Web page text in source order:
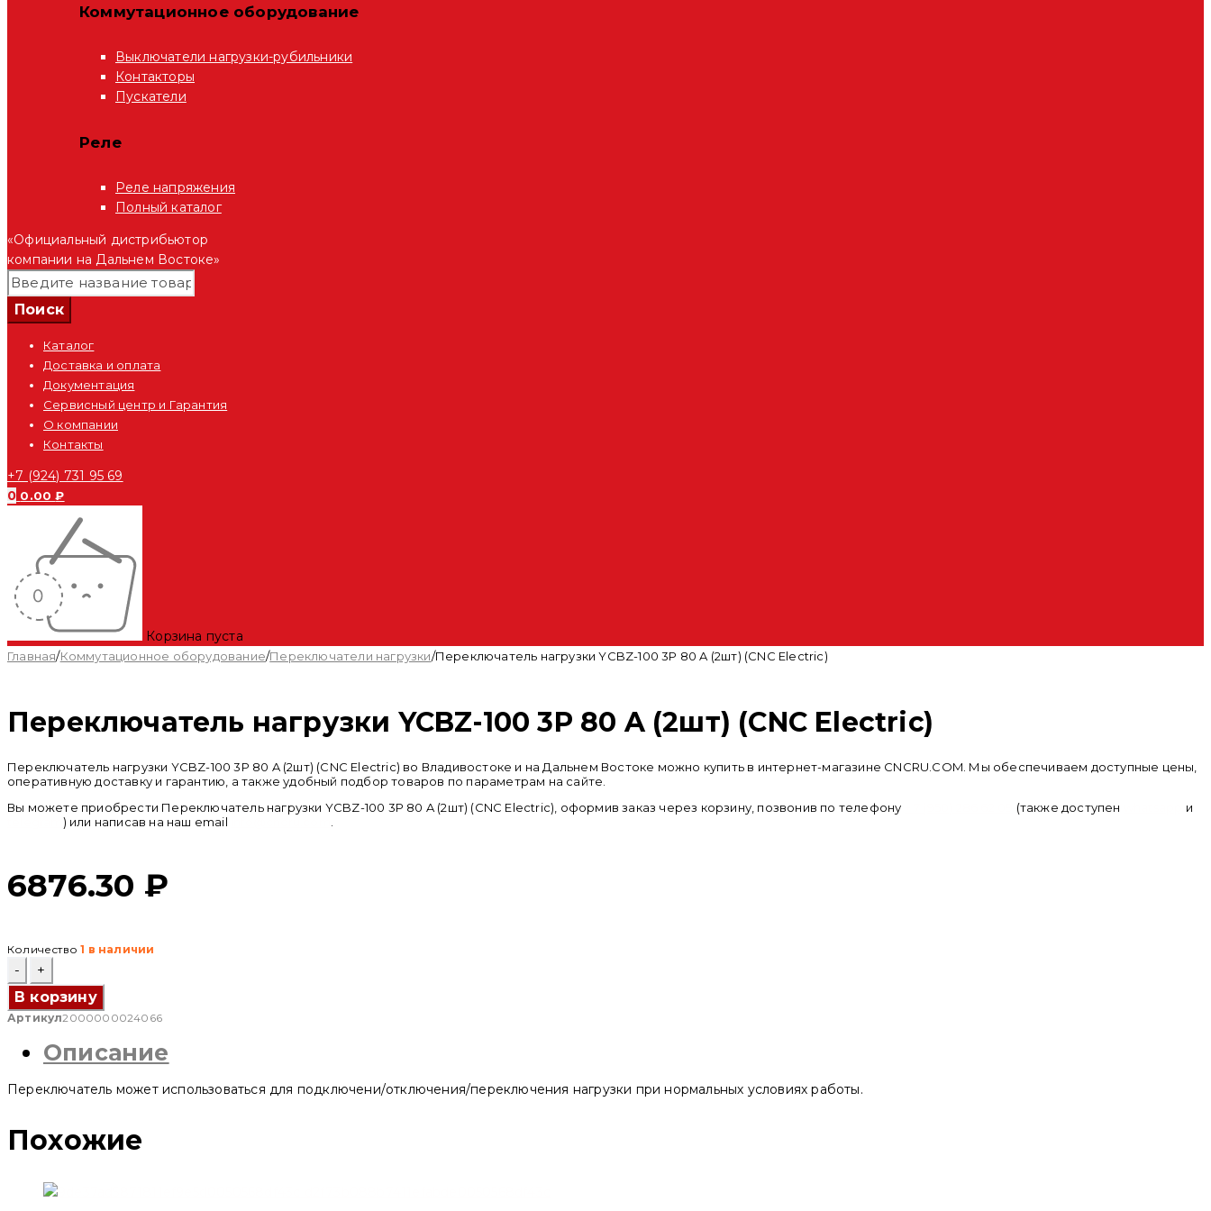
Коммутационное оборудование
Выключатели нагрузки-рубильники
Контакторы
Пускатели
Реле
Реле напряжения
Полный каталог
«Официальный дистрибьютор
компании на Дальнем Востоке»
Каталог
Доставка и оплата
Документация
Сервисный центр и Гарантия
О компании
Контакты
+7 (924) 731 95 69
0 0.00₽
Корзина пуста
Главная/Коммутационное оборудование/Переключатели нагрузки/Переключатель нагрузки YCBZ-100 3P 80 A (2шт) (CNC Electric)
Переключатель нагрузки YCBZ-100 3P 80 A (2шт) (CNC Electric)
Переключатель нагрузки YCBZ-100 3P 80 A (2шт) (CNC Electric) во Владивостоке и на Дальнем Востоке можно купить в интернет-магазине CNCRU.COM. Мы обеспечиваем доступные цены,
оперативную доставку и гарантию, а также удобный подбор товаров по параметрам на сайте.
Вы можете приобрести Переключатель нагрузки YCBZ-100 3P 80 A (2шт) (CNC Electric), оформив заказ через корзину, позвонив по телефону
(также доступен
и
) или написав на наш email
6876.30 ₽
Количество 1 в наличии
Количество
товара
Переключатель
нагрузки
YCBZ-
3P
80
(2шт)
В корзину
Артикул2000000024066
Описание
Переключатель может использоваться для подключени/отключения/переключения нагрузки при нормальных условиях работы.
Похожие